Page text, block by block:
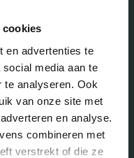
cookies
en advertenties te
media aan te
te analyseren. Ook
van onze site met
en analyse.
combineren met
verstrekt of die ze
je op de hoogte